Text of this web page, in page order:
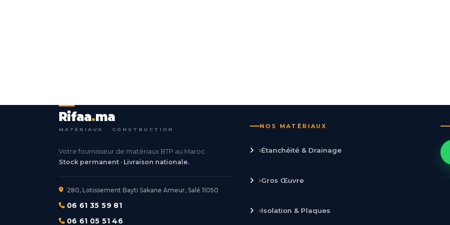
Rifaa.ma
MATÉRIAUX · CONSTRUCTION
Votre fournisseur de matériaux BTP au Maroc.
Stock permanent · Livraison nationale.
280, Lotissement Bayti Sakane Ameur, Salé 11050
06 61 35 59 81
06 61 05 51 46
NOS MATÉRIAUX
›Étanchéité & Drainage
›Gros Œuvre
›Isolation & Plaques